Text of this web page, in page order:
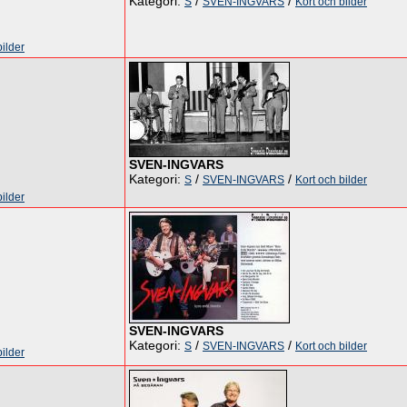
SVEN-INGVARS
Kategori: S / SVEN-INGVARS / Kort och bilder
SVEN-INGVARS
Kategori: S / SVEN-INGVARS / Kort och bilder